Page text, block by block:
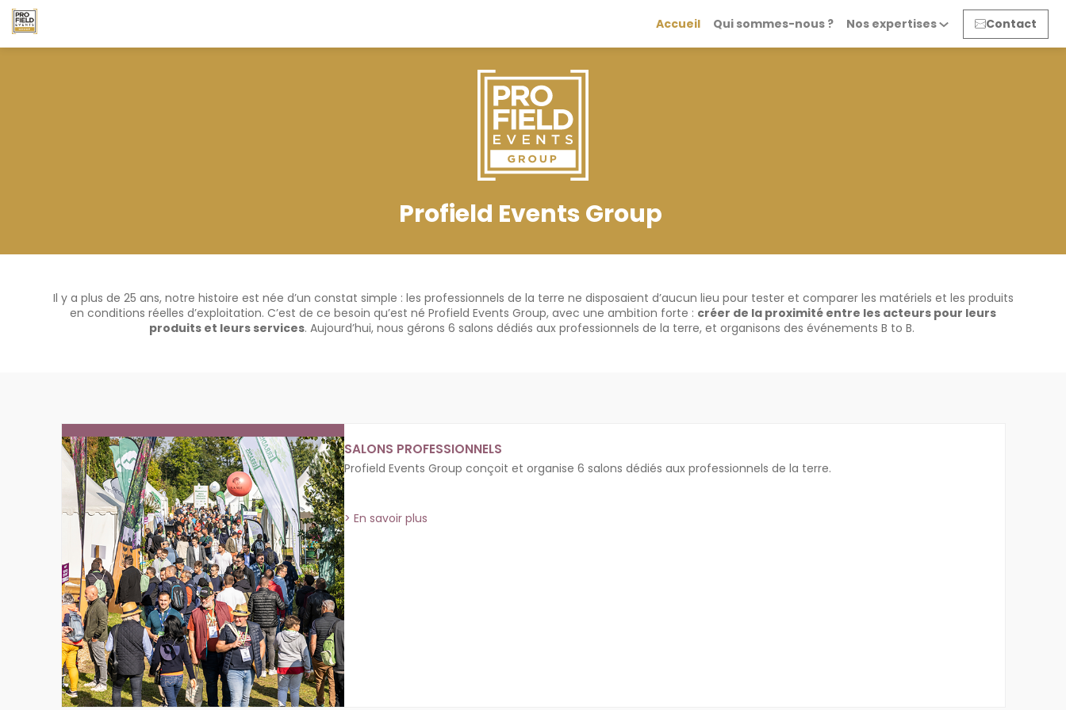
Accueil Qui sommes-nous ? Nos expertises Contact
Profield Events Group
Il y a plus de 25 ans, notre histoire est née d’un constat simple : les professionnels de la terre ne disposaient d’aucun lieu pour tester et comparer les matériels et les produits
en conditions réelles d’exploitation. C’est de ce besoin qu’est né Profield Events Group, avec une ambition forte : créer de la proximité entre les acteurs pour leurs
produits et leurs services. Aujourd’hui, nous gérons 6 salons dédiés aux professionnels de la terre, et organisons des événements B to B.
SALONS PROFESSIONNELS
Profield Events Group conçoit et organise 6 salons dédiés aux professionnels de la terre.
> En savoir plus